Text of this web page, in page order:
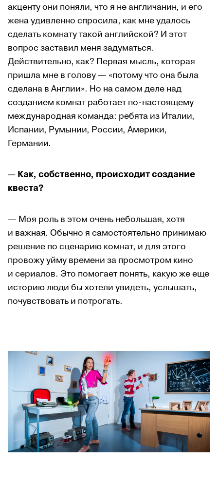
акценту они поняли, что я не англичанин, и его
жена удивленно спросила, как мне удалось
сделать комнату такой английской? И этот
вопрос заставил меня задуматься.
Действительно, как? Первая мысль, которая
пришла мне в голову — «потому что она была
сделана в Англии». Но на самом деле над
созданием комнат работает по-настоящему
международная команда: ребята из Италии,
Испании, Румынии, России, Америки,
Германии.
— Как, собственно, происходит создание
квеста?
— Моя роль в этом очень небольшая, хотя
и важная. Обычно я самостоятельно принимаю
решение по сценарию комнат, и для этого
провожу уйму времени за просмотром кино
и сериалов. Это помогает понять, какую же еще
историю люди бы хотели увидеть, услышать,
почувствовать и потрогать.